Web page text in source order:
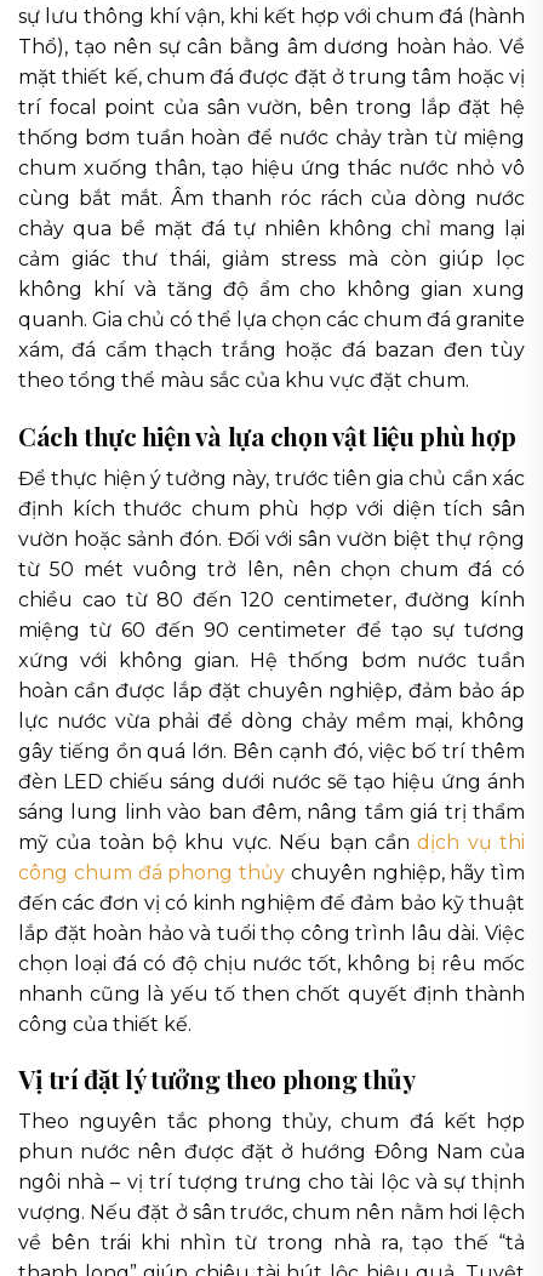
sự lưu thông khí vận, khi kết hợp với chum đá (hành
Thổ), tạo nên sự cân bằng âm dương hoàn hảo. Về
mặt thiết kế, chum đá được đặt ở trung tâm hoặc vị
trí focal point của sân vườn, bên trong lắp đặt hệ
thống bơm tuần hoàn để nước chảy tràn từ miệng
chum xuống thân, tạo hiệu ứng thác nước nhỏ vô
cùng bắt mắt. Âm thanh róc rách của dòng nước
chảy qua bề mặt đá tự nhiên không chỉ mang lại
cảm giác thư thái, giảm stress mà còn giúp lọc
không khí và tăng độ ẩm cho không gian xung
quanh. Gia chủ có thể lựa chọn các chum đá granite
xám, đá cẩm thạch trắng hoặc đá bazan đen tùy
theo tổng thể màu sắc của khu vực đặt chum.
Cách thực hiện và lựa chọn vật liệu phù hợp
Để thực hiện ý tưởng này, trước tiên gia chủ cần xác
định kích thước chum phù hợp với diện tích sân
vườn hoặc sảnh đón. Đối với sân vườn biệt thự rộng
từ 50 mét vuông trở lên, nên chọn chum đá có
chiều cao từ 80 đến 120 centimeter, đường kính
miệng từ 60 đến 90 centimeter để tạo sự tương
xứng với không gian. Hệ thống bơm nước tuần
hoàn cần được lắp đặt chuyên nghiệp, đảm bảo áp
lực nước vừa phải để dòng chảy mềm mại, không
gây tiếng ồn quá lớn. Bên cạnh đó, việc bố trí thêm
đèn LED chiếu sáng dưới nước sẽ tạo hiệu ứng ánh
sáng lung linh vào ban đêm, nâng tầm giá trị thẩm
mỹ của toàn bộ khu vực. Nếu bạn cầndịch vụ thi
công chum đá phong thủy chuyên nghiệp, hãy tìm
đến các đơn vị có kinh nghiệm để đảm bảo kỹ thuật
lắp đặt hoàn hảo và tuổi thọ công trình lâu dài. Việc
chọn loại đá có độ chịu nước tốt, không bị rêu mốc
nhanh cũng là yếu tố then chốt quyết định thành
công của thiết kế.
Vị trí đặt lý tưởng theo phong thủy
Theo nguyên tắc phong thủy, chum đá kết hợp
phun nước nên được đặt ở hướng Đông Nam của
ngôi nhà – vị trí tượng trưng cho tài lộc và sự thịnh
vượng. Nếu đặt ở sân trước, chum nên nằm hơi lệch
về bên trái khi nhìn từ trong nhà ra, tạo thế “tả